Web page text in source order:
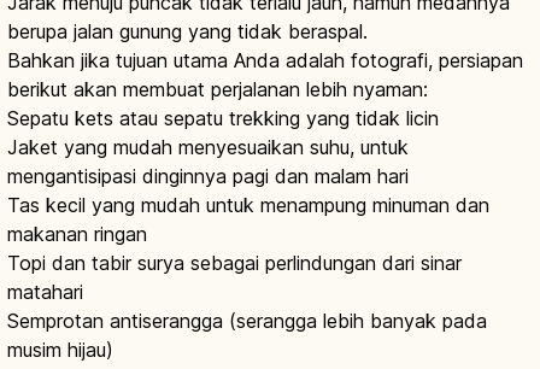
berupa jalan gunung yang tidak beraspal.
Bahkan jika tujuan utama Anda adalah fotografi, persiapan
berikut akan membuat perjalanan lebih nyaman:
Sepatu kets atau sepatu trekking yang tidak licin
Jaket yang mudah menyesuaikan suhu, untuk
mengantisipasi dinginnya pagi dan malam hari
Tas kecil yang mudah untuk menampung minuman dan
makanan ringan
Topi dan tabir surya sebagai perlindungan dari sinar
matahari
Semprotan antiserangga (serangga lebih banyak pada
musim hijau)